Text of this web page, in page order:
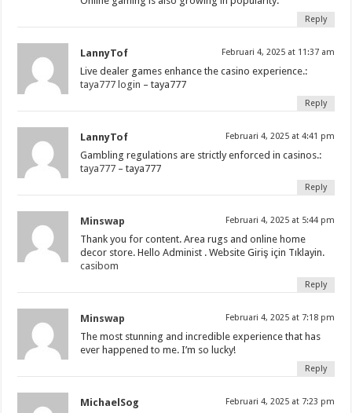
Reply
LannyTof Februari 4, 2025 at 11:37 am
Live dealer games enhance the casino experience.:
taya777 login – taya777
Reply
LannyTof Februari 4, 2025 at 4:41 pm
Gambling regulations are strictly enforced in casinos.:
taya777 – taya777
Reply
Minswap Februari 4, 2025 at 5:44 pm
Thank you for content. Area rugs and online home
decor store. Hello Administ . Website Giriş için Tıklayin.
casibom
Reply
Minswap Februari 4, 2025 at 7:18 pm
The most stunning and incredible experience that has
ever happened to me. I’m so lucky!
Reply
MichaelSog Februari 4, 2025 at 7:23 pm